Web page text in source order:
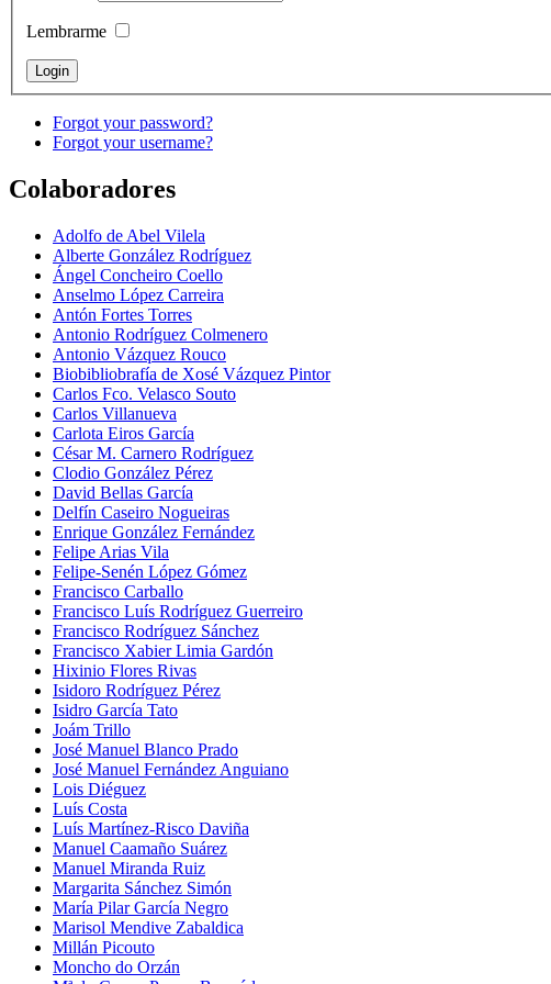
Lembrarme
Forgot your password?
Forgot your username?
Colaboradores
Adolfo de Abel Vilela
Alberte González Rodríguez
Ángel Concheiro Coello
Anselmo López Carreira
Antón Fortes Torres
Antonio Rodríguez Colmenero
Antonio Vázquez Rouco
Biobibliobrafía de Xosé Vázquez Pintor
Carlos Fco. Velasco Souto
Carlos Villanueva
Carlota Eiros García
César M. Carnero Rodríguez
Clodio González Pérez
David Bellas García
Delfín Caseiro Nogueiras
Enrique González Fernández
Felipe Arias Vila
Felipe-Senén López Gómez
Francisco Carballo
Francisco Luís Rodríguez Guerreiro
Francisco Rodríguez Sánchez
Francisco Xabier Limia Gardón
Hixinio Flores Rivas
Isidoro Rodríguez Pérez
Isidro García Tato
Joám Trillo
José Manuel Blanco Prado
José Manuel Fernández Anguiano
Lois Diéguez
Luís Costa
Luís Martínez-Risco Daviña
Manuel Caamaño Suárez
Manuel Miranda Ruiz
Margarita Sánchez Simón
María Pilar García Negro
Marisol Mendive Zabaldica
Millán Picouto
Moncho do Orzán